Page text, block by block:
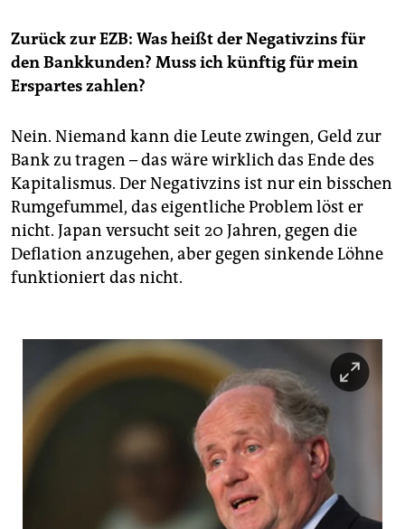
Zurück zur EZB: Was heißt der Negativzins für
den Bankkunden? Muss ich künftig für mein
Erspartes zahlen?
Nein. Niemand kann die Leute zwingen, Geld zur
Bank zu tragen – das wäre wirklich das Ende des
Kapitalismus. Der Negativzins ist nur ein bisschen
Rumgefummel, das eigentliche Problem löst er
nicht. Japan versucht seit 20 Jahren, gegen die
Deflation anzugehen, aber gegen sinkende Löhne
funktioniert das nicht.